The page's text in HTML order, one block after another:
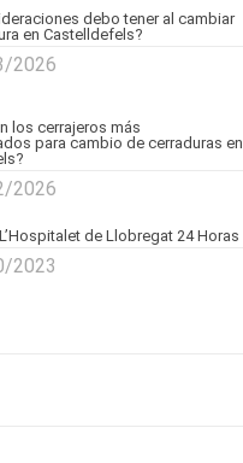
debo tener al cambiar
en Castelldefels?
2026
los cerrajeros más
para cambio de cerraduras en
2026
de Llobregat 24 Horas
2023